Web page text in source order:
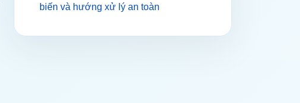
biến và hướng xử lý an toàn